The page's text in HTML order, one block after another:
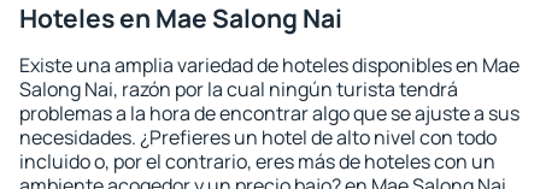
Hoteles en Mae Salong Nai
Existe una amplia variedad de hoteles disponibles en Mae
Salong Nai, razón por la cual ningún turista tendrá
problemas a la hora de encontrar algo que se ajuste a sus
necesidades. ¿Prefieres un hotel de alto nivel con todo
incluido o, por el contrario, eres más de hoteles con un